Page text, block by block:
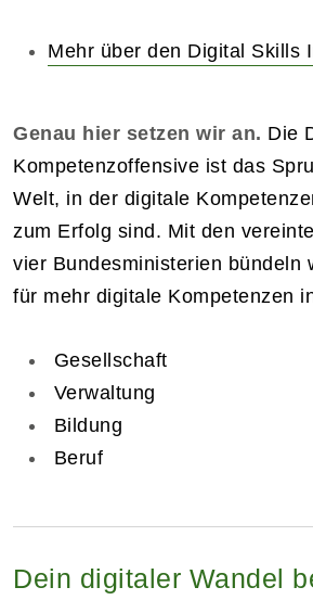
Mehr über den Digital Skills
Genau hier setzen wir an. Die
Kompetenzoffensive ist das
Welt, in der digitale
zum Erfolg sind. Mit den
vier Bundesministerien bündeln
für mehr digitale Kompetenzen
Gesellschaft
Verwaltung
Bildung
Beruf
Dein digitaler Wandel